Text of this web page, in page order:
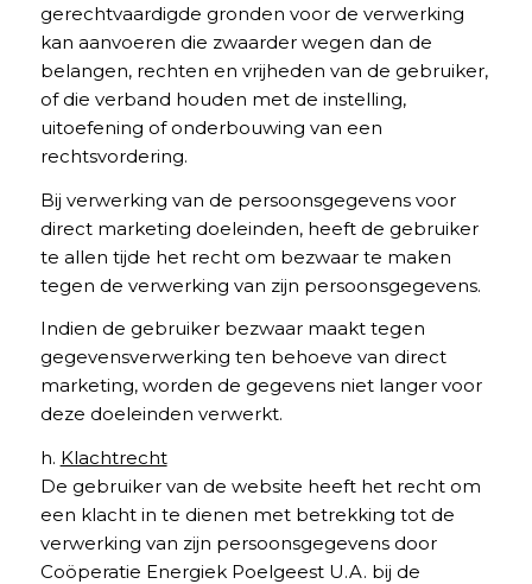
gerechtvaardigde gronden voor de verwerking
kan aanvoeren die zwaarder wegen dan de
belangen, rechten en vrijheden van de gebruiker,
of die verband houden met de instelling,
uitoefening of onderbouwing van een
rechtsvordering.
Bij verwerking van de persoonsgegevens voor
direct marketing doeleinden, heeft de gebruiker
te allen tijde het recht om bezwaar te maken
tegen de verwerking van zijn persoonsgegevens.
Indien de gebruiker bezwaar maakt tegen
gegevensverwerking ten behoeve van direct
marketing, worden de gegevens niet langer voor
deze doeleinden verwerkt.
h. Klachtrecht
De gebruiker van de website heeft het recht om
een klacht in te dienen met betrekking tot de
verwerking van zijn persoonsgegevens door
Coöperatie Energiek Poelgeest U.A. bij de